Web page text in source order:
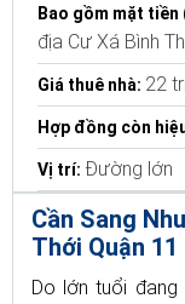
Bao gồm mặt tiền
địa Cư Xá Bình
Giá thuê nhà: 22
Hợp đồng còn
Vị trí: Đường lớn
Cần Sang
Thới Quận 11
Do lớn tuổi